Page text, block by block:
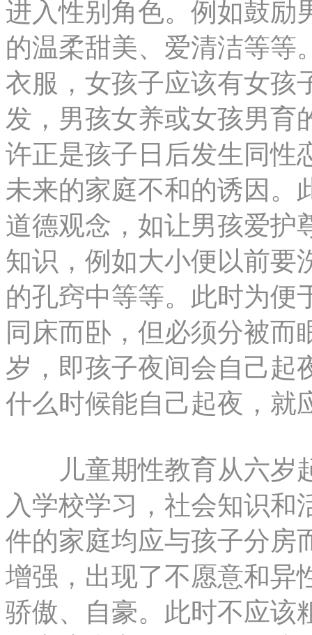
进入性别角色。例如鼓励
的温柔甜美、爱清洁等等
衣服，女孩子应该有女孩
发，男孩女养或女孩男育
许正是孩子日后发生同性
未来的家庭不和的诱因。
道德观念，如让男孩爱护
知识，例如大小便以前要
的孔窍中等等。此时为便
同床而卧，但必须分被而
岁，即孩子夜间会自己起
什么时候能自己起夜，就
儿童期性教育从六岁
入学校学习，社会知识和
件的家庭均应与孩子分房
增强，出现了不愿意和异
骄傲、自豪。此时不应该